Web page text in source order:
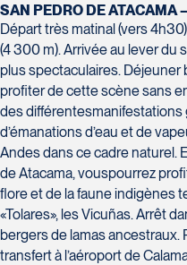
SAN PEDRO DE ATACAMA
Départ très matinal (vers
(4 300 m). Arrivée au lever du
plus spectaculaires. Déjeuner
profiter de cette scène sans
des
d’émanations d’eau et de
Andes dans ce cadre naturel.
de Atacama, vouspourrez
flore et de la faune indigènes
«Tolares», les Vicuñas. Arrêt
bergers de lamas ancestraux.
transfert à l’aéroport de